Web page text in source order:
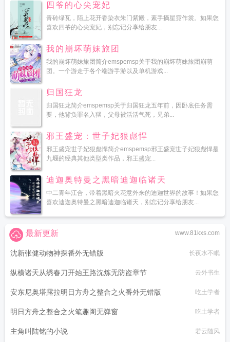
四爷的心尖宠妃
青砖绿瓦，陌上花开香染衣朱门紫殿，素手摘星霓作裳。如果您
喜欢四爷的心尖宠妃，别忘记分享给朋友...
我的崩坏萌妹旅团
我的崩坏萌妹旅团简介emspemsp关于我的崩坏萌妹旅团崩萌
团。一个游走于各个端游手游以及单机游戏...
归国狂龙
归国狂龙简介emspemsp关于归国狂龙五年前，因卧底任务需
要，他背负罪名入狱，父母被活活气死，兄弟...
邪王盛宠：世子妃狠彪悍
邪王盛宠世子妃狠彪悍简介emspemsp邪王盛宠世子妃狠彪悍是
九堰的经典其他类型类作品，邪王盛宠...
迪迦奥特曼之黑暗迪迦临诸天
中二青年江合，带着黑暗火花意外来的迪迦世界的故事！如果您
喜欢迪迦奥特曼之黑暗迪迦临诸天，别忘记分享给朋友...
www.81kxs.com
最新更新
沈新张健动物神探番外无错版 长夜水不眠
纵横诸天从绣春刀开始王路沈炼无防盗章节 云外书生
安东尼奥塔露拉明日方舟之整合之火番外无错版 吃土学者
明日方舟之整合之火笔趣阁无弹窗 吃土学者
主角叫陆铭的小说 若云随风